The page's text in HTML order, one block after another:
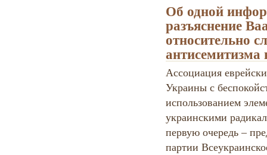
Об одной
разъяснение
относительно
антисемитизма
Ассоциация
Украины с
использованием
украинскими
первую очередь –
партии